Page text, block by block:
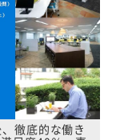
徹底的な働き